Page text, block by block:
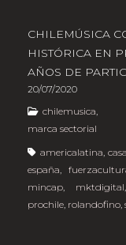
CHILEMÚSICA
HISTÓRICA EN
AÑOS DE
20/07/
chilemusica
marca sectorial
americalatina ,
españa ,
mincap
mktdigital
prochile rolandofino